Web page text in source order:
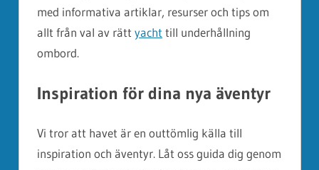
med informativa artiklar, resurser och tips om
allt från val av rätt yachttill underhållning
ombord.
Inspiration för dina nya äventyr
Vi tror att havet är en outtömlig källa till
inspiration och äventyr. Låt oss guida dig genom